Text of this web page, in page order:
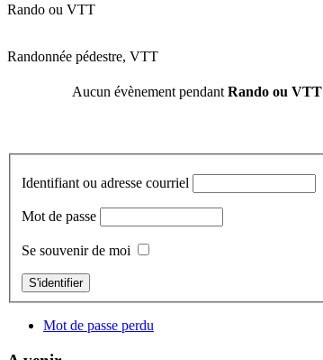
Rando ou VTT
Randonnée pédestre, VTT
Aucun évènement pendant Rando ou VTT
Identifiant ou adresse courriel
Mot de passe
Se souvenir de moi
S'identifier
Mot de passe perdu